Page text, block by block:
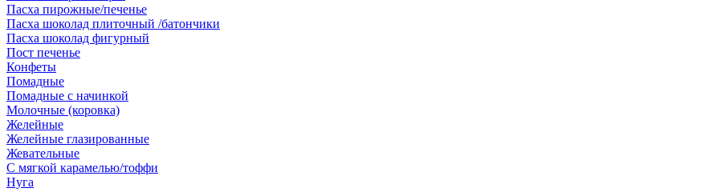
Пасха пирожные/печенье
Пасха шоколад плиточный /батончики
Пасха шоколад фигурный
Пост печенье
Конфеты
Помадные
Помадные с начинкой
Молочные (коровка)
Желейные
Желейные глазированные
Жевательные
С мягкой карамелью/тоффи
Нуга